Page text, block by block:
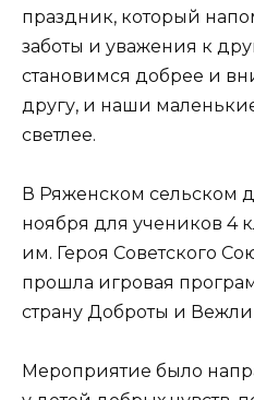
праздник, который
заботы и уважения к
становимся добрее и
другу, и наши
светлее.
В Ряженском сельском
ноября для учеников 4
им. Героя Советского
прошла игровая
страну Доброты и
Мероприятие было